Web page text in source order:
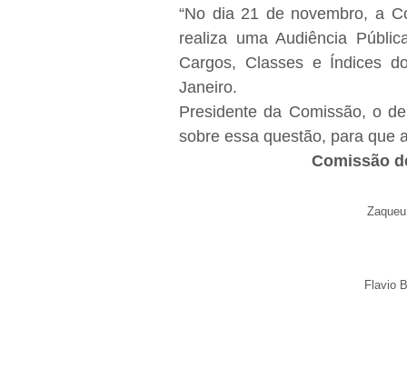
“No dia 21 de novembro, a
realiza uma Audiência
Cargos, Classes e Índices
Janeiro.
Presidente da Comissão, o
sobre essa questão, para que
Comissão
Flavio